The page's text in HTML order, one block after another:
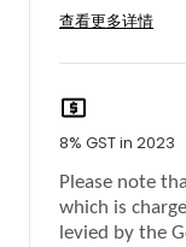
查看更多详情
8% GST in 2023
Please note
which is
levied by the